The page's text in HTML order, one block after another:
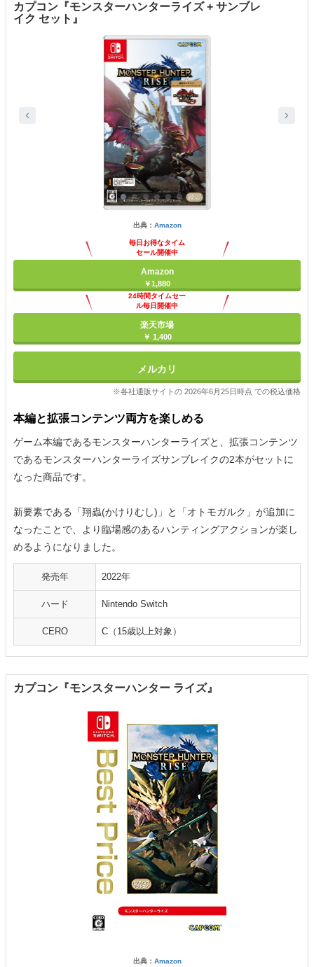
カプコン『モンスターハンターライズ + サンブレ
イク セット』
出典： Amazon
毎日お得なタイム
セール開催中
Amazon
￥1,880
24時間タイムセー
ル毎日開催中
楽天市場
￥ 1,400
メルカリ
※各社通販サイトの 2026年6月25日時点 での税込価格
本編と拡張コンテンツ両方を楽しめる
ゲーム本編であるモンスターハンターライズと、拡張コンテンツ
であるモンスターハンターライズサンブレイクの2本がセットに
なった商品です。
新要素である「翔蟲(かけりむし)」と「オトモガルク」が追加に
なったことで、より臨場感のあるハンティングアクションが楽し
めるようになりました。
発売年 2022年
ハード Nintendo Switch
CERO C（15歳以上対象）
カプコン『モンスターハンター ライズ』
出典： Amazon